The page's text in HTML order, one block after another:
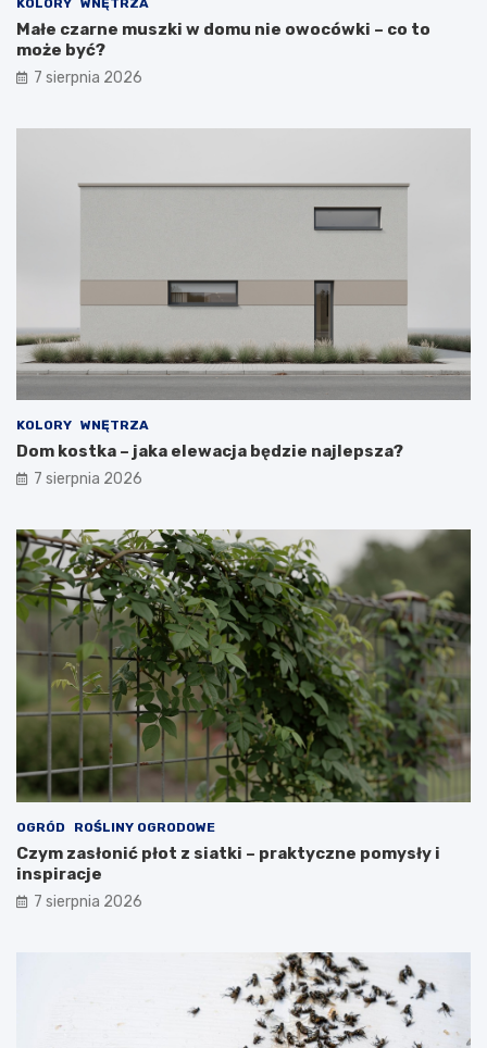
Małe czarne muszki w domu nie owocówki – co to
może być?
7 sierpnia 2026
KOLORY WNĘTRZA
Dom kostka – jaka elewacja będzie najlepsza?
7 sierpnia 2026
OGRÓD ROŚLINY OGRODOWE
Czym zasłonić płot z siatki – praktyczne pomysły i
inspiracje
7 sierpnia 2026